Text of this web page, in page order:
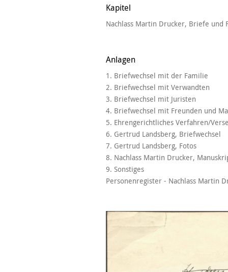
Kapitel
Nachlass Martin Drucker, Briefe und
Anlagen
1. Briefwechsel mit der Familie
2. Briefwechsel mit Verwandten
3. Briefwechsel mit Juristen
4. Briefwechsel mit Freunden und
5. Ehrengerichtliches Verfahren/
6. Gertrud Landsberg, Briefwechsel
7. Gertrud Landsberg, Fotos
8. Nachlass Martin Drucker,
9. Sonstiges
Personenregister - Nachlass Martin